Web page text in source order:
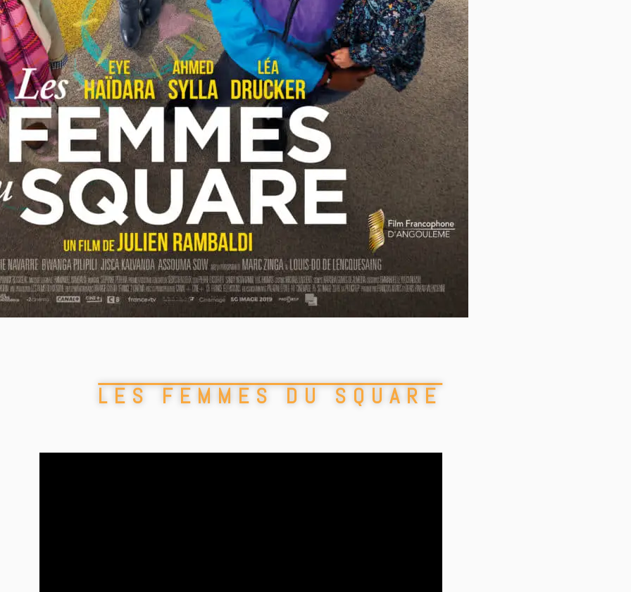
LES FEMMES DU SQUARE